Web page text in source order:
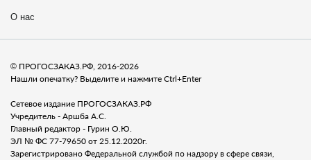
О нас
© ПРОГОСЗАКАЗ.РФ, 2016-2026
Нашли опечатку? Выделите и нажмите Ctrl+Enter
Сетевое издание ПРОГОСЗАКАЗ.РФ
Учредитель - Аршба А.С.
Главный редактор - Гурин О.Ю.
ЭЛ № ФС 77-79650 от 25.12.2020г.
Зарегистрировано Федеральной службой по надзору в сфере связи,